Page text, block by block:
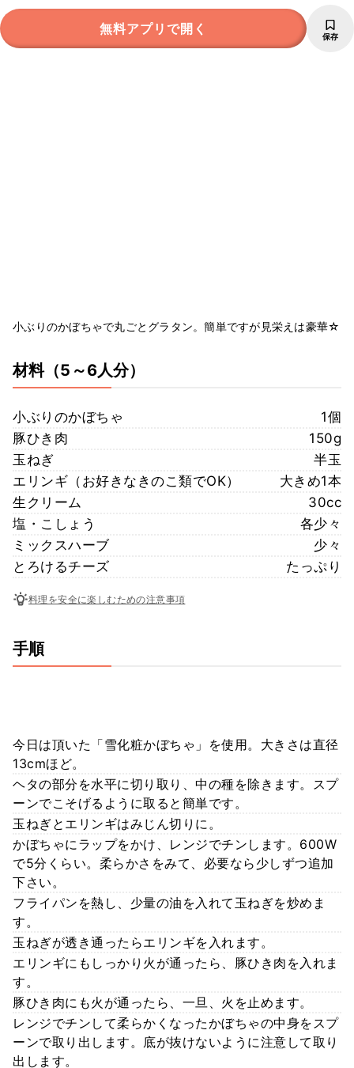
無料アプリで開く 保存
小ぶりのかぼちゃで丸ごとグラタン。簡単ですが見栄えは豪華☆
材料（5～6人分）
小ぶりのかぼちゃ
1個
豚ひき肉
150g
玉ねぎ
半玉
エリンギ（お好きなきのこ類でOK）
大きめ1本
生クリーム
30cc
塩・こしょう
各少々
ミックスハーブ
少々
とろけるチーズ
たっぷり
料理を安全に楽しむための注意事項
手順
今日は頂いた「雪化粧かぼちゃ」を使用。大きさは直径
13cmほど。
ヘタの部分を水平に切り取り、中の種を除きます。スプ
ーンでこそげるように取ると簡単です。
玉ねぎとエリンギはみじん切りに。
かぼちゃにラップをかけ、レンジでチンします。600W
で5分くらい。柔らかさをみて、必要なら少しずつ追加
下さい。
フライパンを熱し、少量の油を入れて玉ねぎを炒めま
す。
玉ねぎが透き通ったらエリンギを入れます。
エリンギにもしっかり火が通ったら、豚ひき肉を入れま
す。
豚ひき肉にも火が通ったら、一旦、火を止めます。
レンジでチンして柔らかくなったかぼちゃの中身をスプ
ーンで取り出します。底が抜けないように注意して取り
出します。